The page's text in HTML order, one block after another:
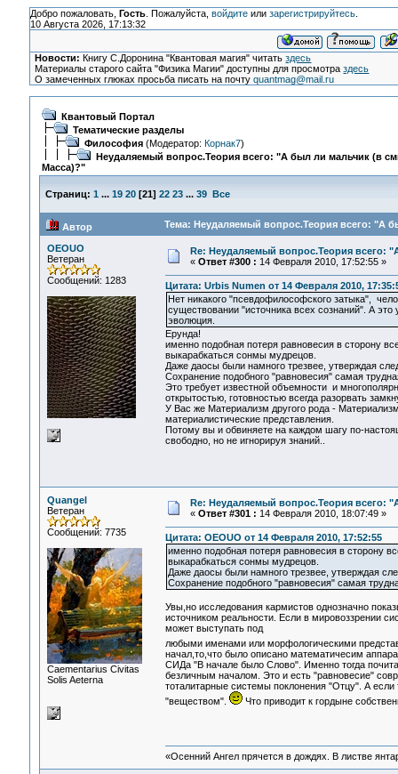
Добро пожаловать, Гость. Пожалуйста, войдитеили зарегистрируйтесь.
10 Августа 2026, 17:13:32
Новости: Книгу С.Доронина "Квантовая магия" читатьздесь
Материалы старого сайта "Физика Магии" доступны для просмотраздесь
О замеченных глюках просьба писать на почтуquantmag@mail.ru
Квантовый Портал
Тематические разделы
Философия(Модератор: Корнак7)
Неудаляемый вопрос.Теория всего: "А был ли мальчик (в
Масса)?"
Страниц: 1 ... 19 20[21] 22 23 ... 39 Все
Автор Тема: Неудаляемый вопрос.Теория всего: "А
OEOUO
Ветеран
Сообщений: 1283
Re: Неудаляемый вопрос.Теория всего:
« Ответ #300 : 14 Февраля 2010, 17:52:55 »
Цитата: Urbis Numen от 14 Февраля 2010,
Нет никакого "псевдофилософского затыка",
существовании "источника всех сознаний". А это
эволюция.
Ерунда!
именно подобная потеря равновесия в сторону
выкарабкаться сонмы мудрецов.
Даже даосы были намного трезвее, утверждая
Сохранение подобного "равновесия" самая
Это требует известной объемности и
открытостью, готовностью всегда разорвать
У Вас же Материализм другого рода -
материалистические представления.
Потому вы и обвиняете на каждом шагу по-
свободно, но не игнорируя знаний..
Quangel
Ветеран
Сообщений: 7735
Сaementarius Civitas
Solis Aeterna
Re: Неудаляемый вопрос.Теория всего:
« Ответ #301 : 14 Февраля 2010, 18:07:49 »
Цитата: OEOUO от 14 Февраля 2010, 17:52:55
именно подобная потеря равновесия в сторону
выкарабкаться сонмы мудрецов.
Даже даосы были намного трезвее, утверждая
Сохранение подобного "равновесия" самая
Увы,но исследования кармистов однозначно
источником реальности. Если в мировоззрении
может выступать под
любыми именами или морфологическими
начал,то,что было описано математичесим
СИДа "В начале было Слово". Именно тогда
безличным началом. Это и есть "равновесие"
тоталитарные системы поклонения "Отцу". А
"веществом".
Что приводит к гордыне
«Осенний Ангел прячется в дождях. В листве